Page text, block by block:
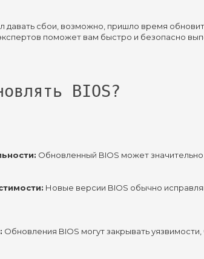
давать сбои, возможно, пришло время
поможет вам быстро и безопасно
BIOS?
Обновленный BIOS может значительно
Новые версии BIOS обычно
Обновления BIOS могут закрывать